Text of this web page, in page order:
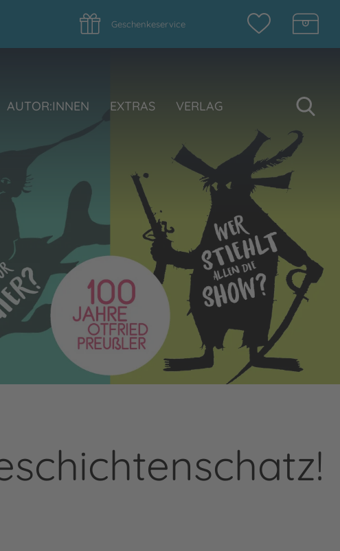
Geschenkeservice
AUTOR:INNEN EXTRAS VERLAG